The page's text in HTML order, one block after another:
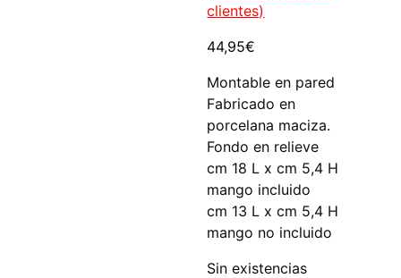
clientes)
44,95€
Montable en pared
Fabricado en
porcelana maciza.
Fondo en relieve
cm 18 L x cm 5,4 H
mango incluido
cm 13 L x cm 5,4 H
mango no incluido
Sin existencias